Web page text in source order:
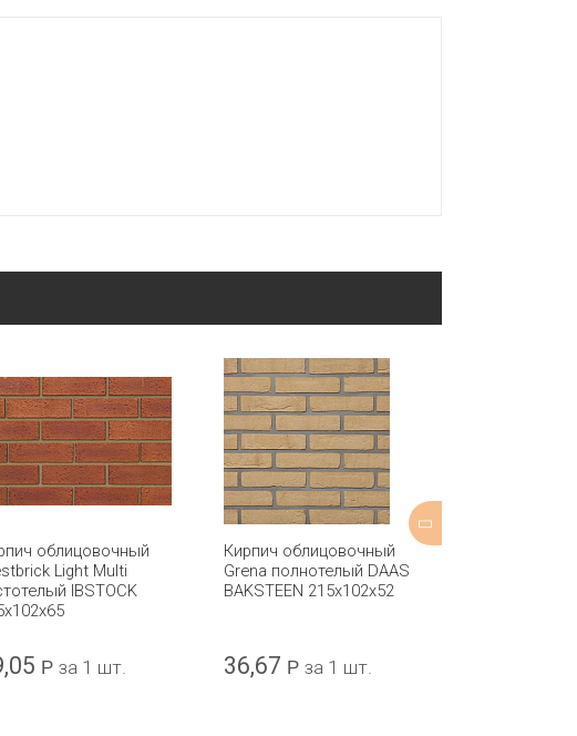
облицовочный
Light Multi
IBSTOCK
Р за 1 шт.
Кирпич облицовочный
Grena полнотелый DAAS
BAKSTEEN 215x102x52
36,67 Р за 1 шт.